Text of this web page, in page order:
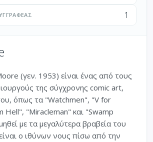
1
(γεν. 1953) είναι ένας από τους
της σύγχρονης comic art,
όπως τα "Watchmen", "V for
Hell", "Miracleman" και "Swamp
με τα μεγαλύτερα βραβεία του
ο ιθύνων νους πίσω από την